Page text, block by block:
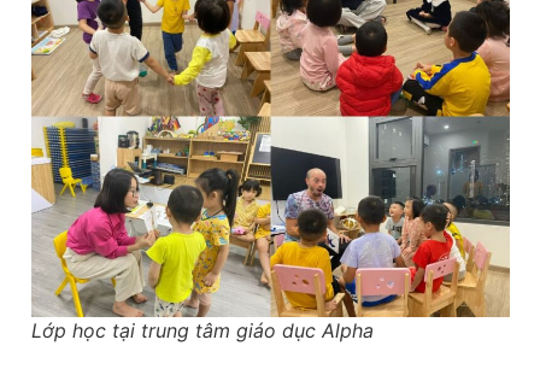
Lớp học tại trung tâm giáo dục Alpha